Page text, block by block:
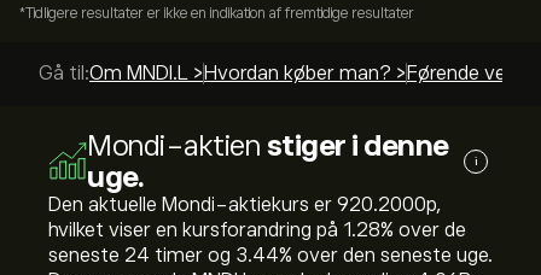
*Tidligere resultater er ikke en indikation af fremtidige resultater
Gå til:Om MNDI.L > Hvordan køber man? > Førende
Mondi-aktien stiger i denne
uge.
i
Den aktuelle Mondi-aktiekurs er 920.2000‎p‎,
hvilket viser en kursforandring på ‎1.28‎% over de
seneste 24 timer og ‎3.44‎% over den seneste uge.